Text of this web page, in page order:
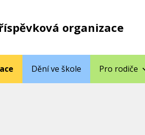
organizace
Dění ve škole Pro rodiče